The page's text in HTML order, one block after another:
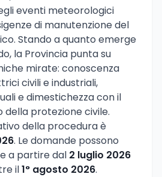
eventi meteorologici
di manutenzione del
Stando a quanto emerge
la Provincia punta su
mirate: conoscenza
civili e industriali,
e dimestichezza con il
protezione civile.
della procedura è
. Le domande possono
a partire dal 2 luglio 2026
il1° agosto 2026.